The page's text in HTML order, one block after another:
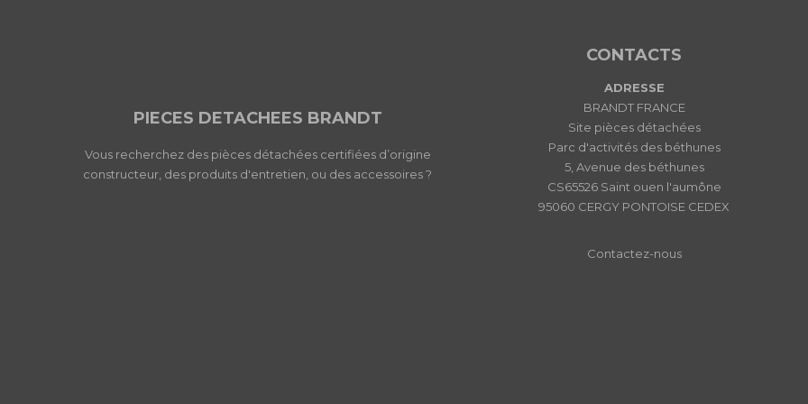
PIECES DETACHEES BRANDT
Vous recherchez des pièces détachées certifiées d’origine
constructeur, des produits d'entretien, ou des accessoires ?
CONTACTS
ADRESSE
BRANDT FRANCE
Site pièces détachées
Parc d'activités des béthunes
5, Avenue des béthunes
CS65526 Saint ouen l'aumône
95060 CERGY PONTOISE CEDEX
Contactez-nous